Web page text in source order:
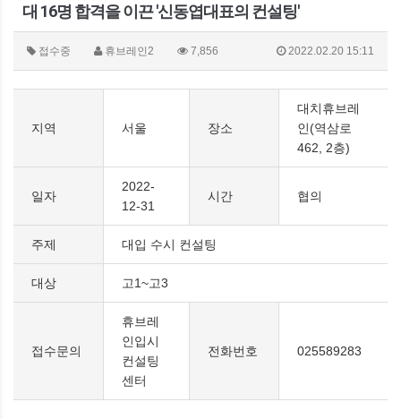
대 16명 합격을 이끈 '신동엽대표의 컨설팅'
접수중 휴브레인2 7,856 2022.02.20 15:11
지역 서울 장소
대치휴브레
인(역삼로
462, 2층)
일자
2022-
12-31
시간 협의
주제 대입 수시 컨설팅
대상 고1~고3
접수문의
휴브레
인입시
컨설팅
센터
전화번호 025589283